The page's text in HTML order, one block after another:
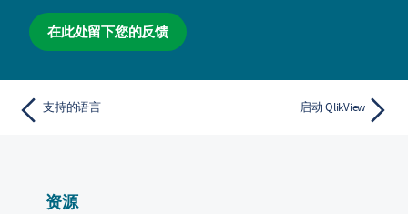
在此处留下您的反馈
支持的语言 启动 QlikView
资源